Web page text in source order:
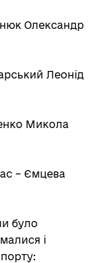
Леонід
Микола
Ємцева
було
і